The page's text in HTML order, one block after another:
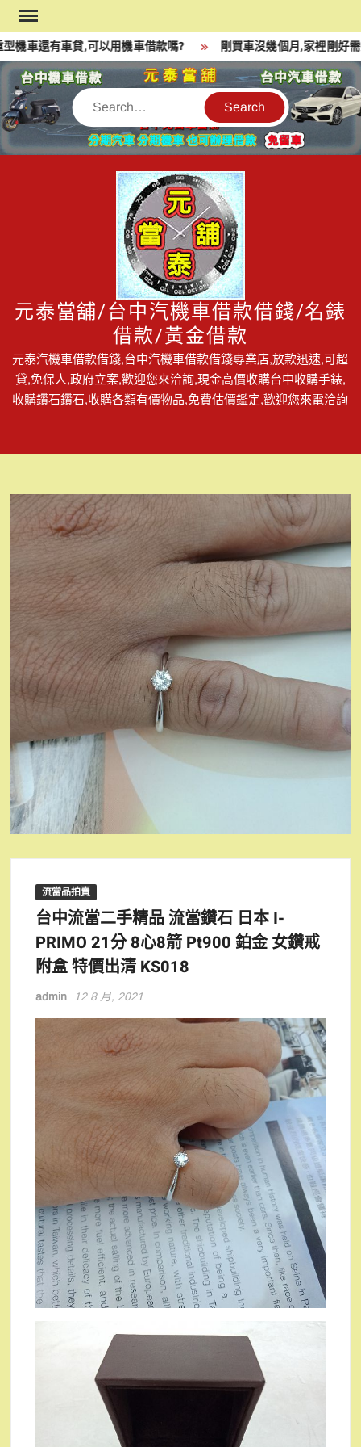
Skip
to
content
機車還有車貸,可以用機車借款嗎? 剛買車沒幾個月,家裡剛好需
Search
元泰當舖/台中汽機車借款借錢/名錶
借款/黃金借款
元泰汽機車借款借錢,台中汽機車借款借錢專業店,放款迅速,可超
貸,免保人,政府立案,歡迎您來洽詢,現金高價收購台中收購手錶,
收購鑽石鑽石,收購各類有價物品,免費估價鑑定,歡迎您來電洽詢
流當品拍賣
台中流當二手精品 流當鑽石 日本 I-
PRIMO 21分 8心8箭 Pt900 鉑金 女鑽戒
附盒 特價出清 KS018
admin 12 8 月, 2021